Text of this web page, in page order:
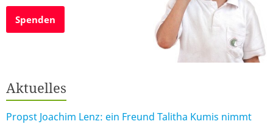
Spenden
Aktuelles
Propst Joachim Lenz: ein Freund Talitha Kumis nimmt